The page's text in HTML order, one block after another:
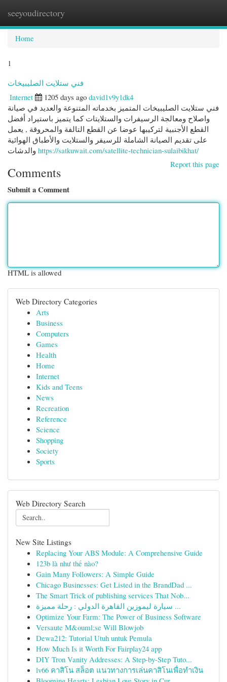
seeyoudirectory
Home
1
فني ستلايت الصليبيخات
Internet
1205 days ago david1v9y1dk4
فني ستلايت الصليبيخات المتميز بخدماته المتنوعة والعديد في صيانة
واصلاح ومعالجة الرسيفرات والستلايتات كما يتميز باستيراد أفضل
القطع الأجنبية لتركيبها عوضا عن القطع التالفة والمحروقة , يعمل
على تقديم الصيانة الشاملة للرسيفر والستلايت والأطباق الهوائية
https://satkuwait.com/satellite-technician-sulaibikhat/
Report this page
Comments
Submit a Comment
HTML is allowed
Web Directory Categories
Arts
Business
Computers
Games
Health
Home
Internet
Kids and Teens
News
Recreation
Reference
Science
Shopping
Society
Sports
Web Directory Search
New Site Listings
Replacing Your ABS Module: A Comprehensive Guide
123b là như thế nào?
Gain Many Followers: A Simple Guide
Chicago Businesses: Get Listed in the BrandDad ...
The Smart Trick of publishing services That Nob...
سيارة ليموزين القاهرة الدولي : رحلة مميزة ...
Optimize Your Farm: The Power of Business Software
Versaute M&ouml;se Will Blowjob
Dewa212: Tutorial Utuh untuk Pemula
How Much Is it Worth For Fairplay24 app
DIY Tron Vanity Addresses: A Step-by-Step Tuto...
lv66 คาสิโน สล็อต แนวทางการเล่นคาสิโนเพื่อทำเงิน